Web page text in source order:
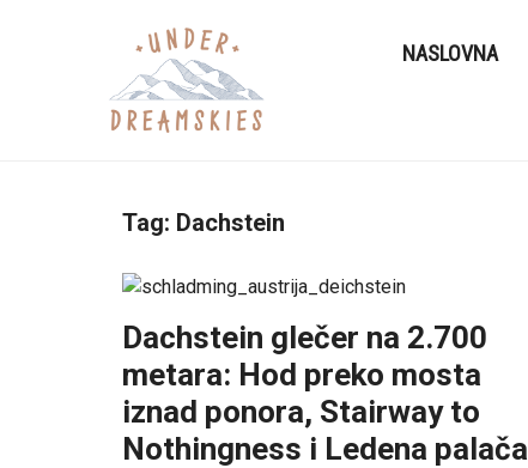
NASLOVNA
Tag: Dachstein
Dachstein glečer na 2.700
metara: Hod preko mosta
iznad ponora, Stairway to
Nothingness i Ledena palača